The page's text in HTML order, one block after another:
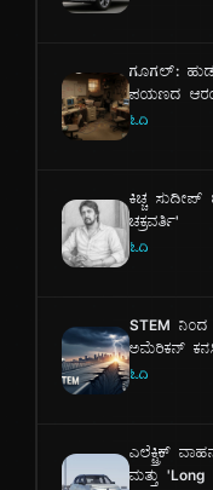
ಗೂಗಲ್:
ಪಯಣದ
ಓದಿ
ಕಿಚ್ಚ
ಚಕ್ರವರ್ತಿ'
ಓದಿ
STEM
ಅಮೆರಿಕನ್
ಓದಿ
ಎಲೆಕ್ಟ್ರಿಕ್
ಮತ್ತು 'Long